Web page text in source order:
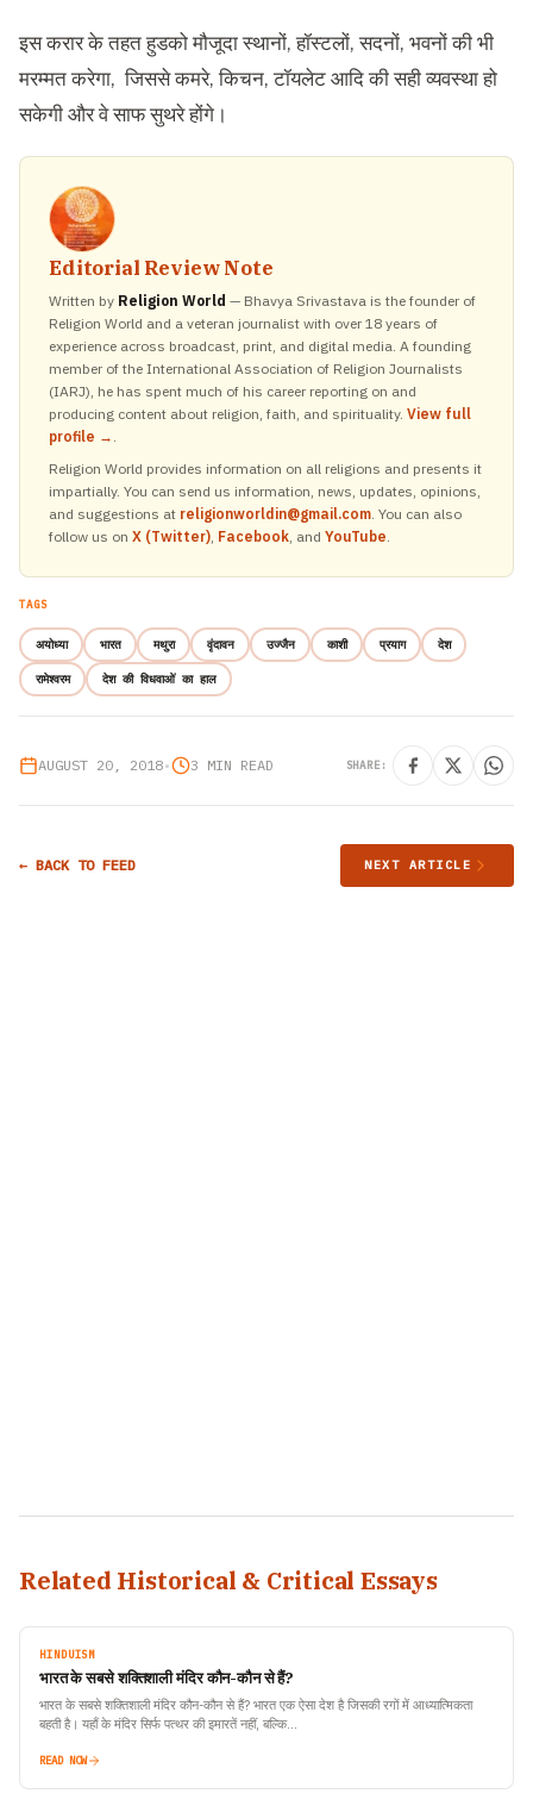
इस करार के तहत हुडको मौजूदा स्थानों, हॉस्टलों, सदनों, भवनों की भी
मरम्मत करेगा, जिससे कमरे, किचन, टॉयलेट आदि की सही व्यवस्था हो
सकेगी और वे साफ सुथरे होंगे।
Editorial Review Note
Written by Religion World — Bhavya Srivastava is the founder of
Religion World and a veteran journalist with over 18 years of
experience across broadcast, print, and digital media. A founding
member of the International Association of Religion Journalists
(IARJ), he has spent much of his career reporting on and
producing content about religion, faith, and spirituality. View full
profile → .
Religion World provides information on all religions and presents it
impartially. You can send us information, news, updates, opinions,
and suggestions at religionworldin@gmail.com. You can also
follow us on X (Twitter), Facebook, and YouTube.
TAGS
अयोध्या भारत मथुरा वृंदावन उज्जैन काशी प्रयाग देश
रामेश्वरम देश की विधवाओं का हाल
AUGUST 20, 2018• 3 MIN READ SHARE:
← BACK TO FEED NEXT ARTICLE
Related Historical & Critical Essays
HINDUISM
भारत के सबसे शक्तिशाली मंदिर कौन-कौन से हैं?
भारत के सबसे शक्तिशाली मंदिर कौन-कौन से हैं? भारत एक ऐसा देश है जिसकी रगों में आध्यात्मिकता
बहती है। यहाँ के मंदिर सिर्फ पत्थर की इमारतें नहीं, बल्कि…
READ NOW